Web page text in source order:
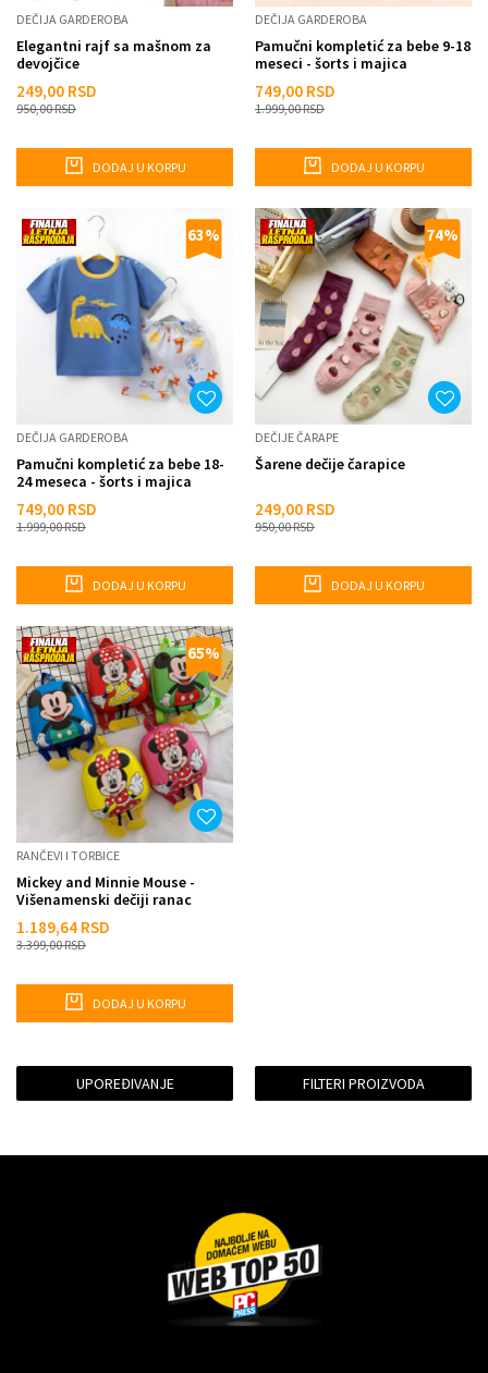
DEČIJA GARDEROBA
Elegantni rajf sa mašnom za
devojčice
249,00 RSD
950,00RSD
DODAJ U KORPU
DEČIJA GARDEROBA
Pamučni kompletić za bebe 9-18
meseci - šorts i majica
749,00 RSD
1.999,00RSD
DODAJ U KORPU
63%
DEČIJA GARDEROBA
Pamučni kompletić za bebe 18-
24 meseca - šorts i majica
749,00 RSD
1.999,00RSD
DODAJ U KORPU
74%
DEČIJE ČARAPE
Šarene dečije čarapice
249,00 RSD
950,00RSD
DODAJ U KORPU
65%
RANČEVI I TORBICE
Mickey and Minnie Mouse -
Višenamenski dečiji ranac
1.189,64 RSD
3.399,00RSD
DODAJ U KORPU
UPOREĐIVANJE FILTERI PROIZVODA